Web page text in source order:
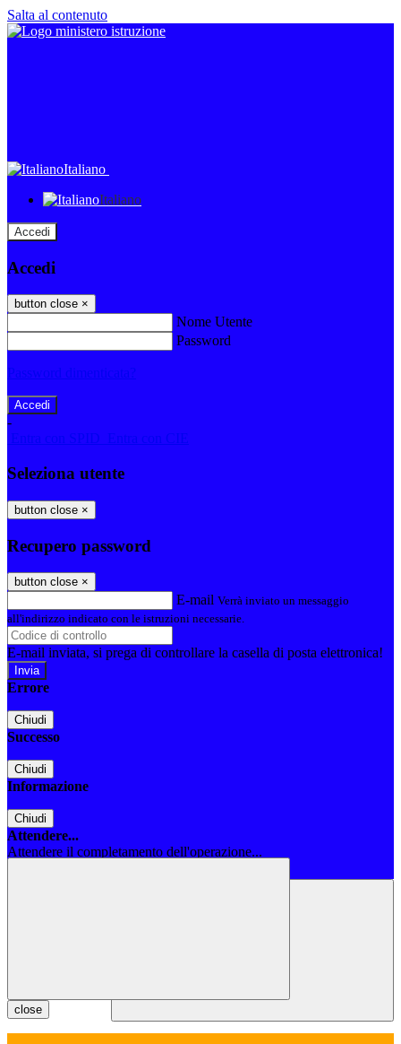
Salta al contenuto
Italiano
Italiano
Accedi
Accedi
button close ×
Nome Utente
Password
Password dimenticata?
-
Entra con SPID
Entra con CIE
Seleziona utente
button close ×
Recupero password
button close ×
E-mail Verrà inviato un messaggio
all'indirizzo indicato con le istruzioni necessarie.
E-mail inviata, si prega di controllare la casella di posta elettronica!
Errore
Chiudi
Successo
Chiudi
Informazione
Chiudi
Attendere...
Attendere il completamento dell'operazione...
close